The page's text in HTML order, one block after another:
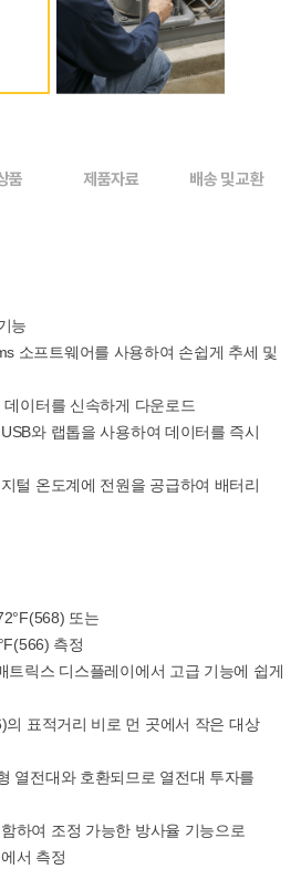
품 제품자료 배송 및 교환
능
소프트웨어를 사용하여 손쉽게 추세 및
데이터를 신속하게 다운로드
와 랩톱을 사용하여 데이터를 즉시
털 온도계에 전원을 공급하여 배터리
또는
측정
트릭스 디스플레이에서 고급 기능에 쉽게
의 표적거리 비로 먼 곳에서 작은 대상
열전대와 호환되므로 열전대 투자를
하여 조정 가능한 방사율 기능으로
서 측정